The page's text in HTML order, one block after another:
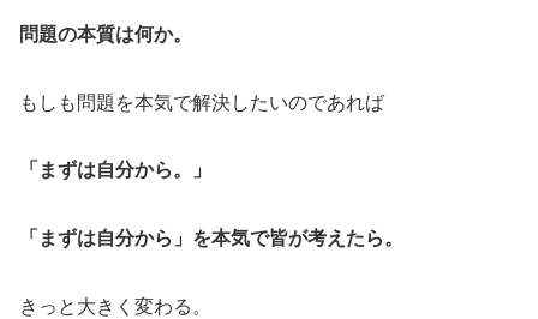
問題の本質は何か。
もしも問題を本気で解決したいのであれば
「まずは自分から。」
「まずは自分から」を本気で皆が考えたら。
きっと大きく変わる。